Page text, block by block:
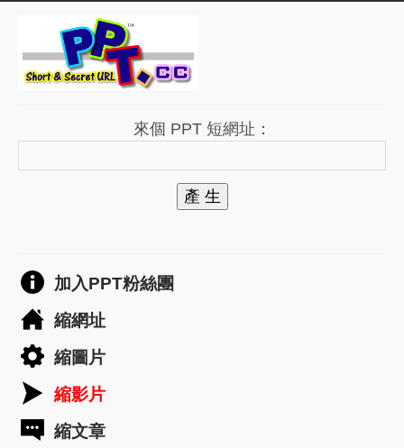
來個 PPT 短網址：
產 生
加入PPT粉絲團
縮網址
縮圖片
縮影片
縮文章